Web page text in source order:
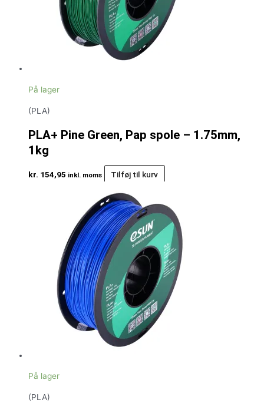
På lager
(PLA)
PLA+ Pine Green, Pap spole – 1.75mm,
1kg
kr. 154,95 inkl. moms Tilføj til kurv
På lager
(PLA)